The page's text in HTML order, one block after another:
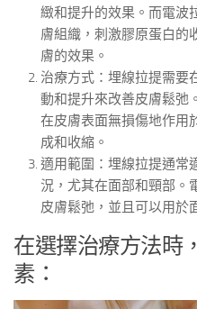
緻和提升的效果。而電波
膚組織，刺激膠原蛋白的
膚的效果。
治療方式：埋線拉提需要
動和提升來改善皮膚鬆弛
在皮膚表面無損傷地作用
成和收縮。
適用範圍：埋線拉提通常
況，尤其在面部和頸部。
皮膚鬆弛，並且可以用於
在選擇治療方法時
素：